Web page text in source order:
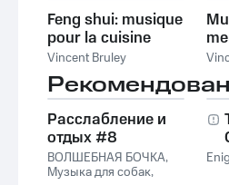
Feng shui: musique
pour la cuisine
Vincent Bruley
Расслабление и
отдых #8
ВОЛШЕБНАЯ БОЧКА,
Музыка для собак,